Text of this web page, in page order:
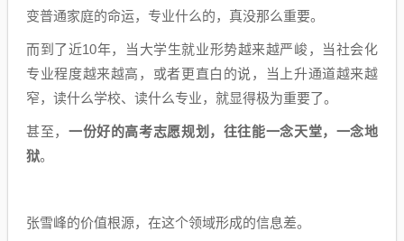
变普通家庭的命运，专业什么的，真没那么重要。
而到了近10年，当大学生就业形势越来越严峻，当社会化
专业程度越来越高，或者更直白的说，当上升通道越来越
窄，读什么学校、读什么专业，就显得极为重要了。
甚至， 一份好的高考志愿规划，往往能一念天堂，一念地
狱。
张雪峰的价值根源，在这个领域形成的信息差。